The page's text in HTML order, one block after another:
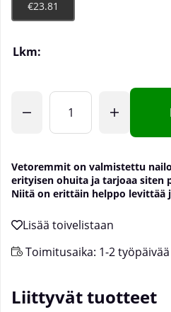
€23.81
Lkm:
Vetoremmit on valmistettu
erityisen ohuita ja tarjoaa siten
Niitä on erittäin helppo levittää
Toimitusaika: 1-2 työpäivää
Liittyvät tuotteet